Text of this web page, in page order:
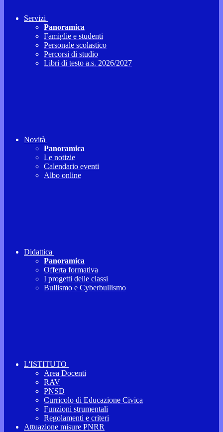
Servizi
Panoramica
Famiglie e studenti
Personale scolastico
Percorsi di studio
Libri di testo a.s. 2026/2027
Novità
Panoramica
Le notizie
Calendario eventi
Albo online
Didattica
Panoramica
Offerta formativa
I progetti delle classi
Bullismo e Cyberbullismo
L'ISTITUTO
Area Docenti
RAV
PNSD
Curricolo di Educazione Civica
Funzioni strumentali
Regolamenti e criteri
Attuazione misure PNRR